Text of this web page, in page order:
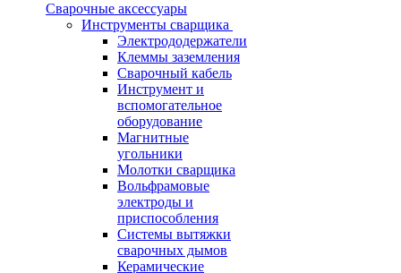
Сварочные аксессуары
Инструменты сварщика
Электрододержатели
Клеммы заземления
Сварочный кабель
Инструмент и
вспомогательное
оборудование
Магнитные
угольники
Молотки сварщика
Вольфрамовые
электроды и
приспособления
Системы вытяжки
сварочных дымов
Керамические